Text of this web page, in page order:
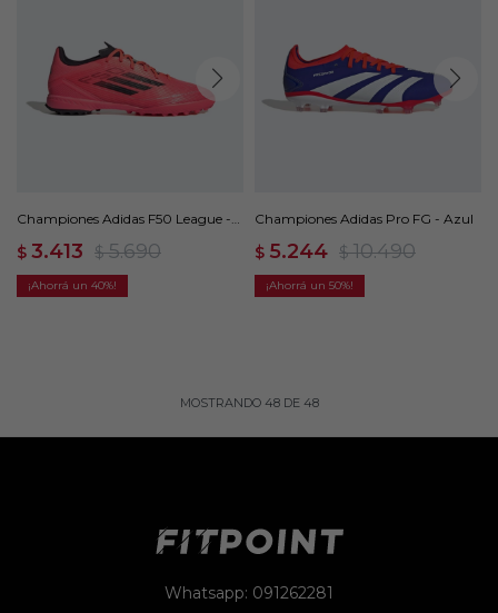
Championes Adidas F50 League -
$ 3.413 $ 5.690
40
Championes Adidas Pro FG - Azul
$ 5.244 $ 10.490
50
MOSTRANDO 48DE 48
Whatsapp: 091262281